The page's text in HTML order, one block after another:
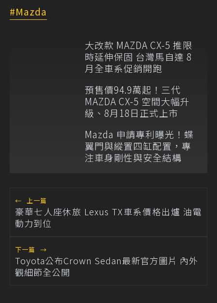
Mazda
大改款 MAZDA CX-5 推限
時延伸保固 台灣馬自達 8
月全車系促銷開跑
預售價94.9萬起！三代
MAZDA CX-5 空間大幅升
級、8月18日正式上市
Mazda 申請專利曝光！蝶
翼門與縱置四缸配置，專
注車身剛性與安全結構
← 上一篇
豪華七人座休旅 Lexus TX車系價格出爐 油電
動力到位
下一篇 →
Toyota公布Crown Sedan最新官方圖片 內外
觀細節全公開